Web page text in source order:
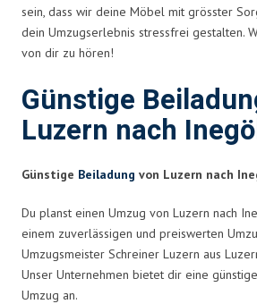
sein, dass wir deine Möbel mit grösster
dein Umzugserlebnis stressfrei gestalten.
von dir zu hören!
Günstige
Luzern nach
Günstige Beiladung von Luzern nach
Du planst einen Umzug von Luzern nach
einem zuverlässigen und preiswerten
Umzugsmeister Schreiner Luzern aus
Unser Unternehmen bietet dir eine
Umzug an.